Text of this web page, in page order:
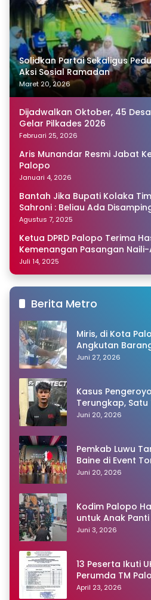
Solidkan Partai Sekaligus
Aksi Sosial Ramadan
Maret 20, 2026
Dijadwalkan Oktober, 45
Gelar Pilkades 2026
Februari 25, 2026
Aris Munandar Resmi Jabat
Palopo
Januari 4, 2026
Bantah Jika Bupati Kolaka
Sahroni : Beliau Ada
Agustus 7, 2025
Ketua DPRD Palopo Terima
Kemenangan Pasangan Naili-
Sulsel
Juli 14, 2025
Berita Metro
Miris, di Kota
Angkutan
Warganet
Juni 27, 2026
Kasus
Terungkap,
Polisi
Juni 20, 2026
Pemkab Luwu
Baine di Event
Juni 20, 2026
Kodim Palopo
untuk Anak Panti
Juni 3, 2026
13 Peserta Ikuti
Perumda TM
Peringkat Pertama
April 23, 2026